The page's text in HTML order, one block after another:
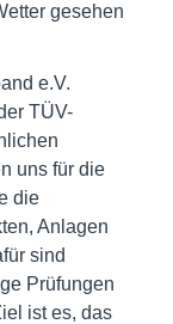
gesehen
e.V.
TÜV-
uns für die
die
Anlagen
sind
Prüfungen
ist es, das